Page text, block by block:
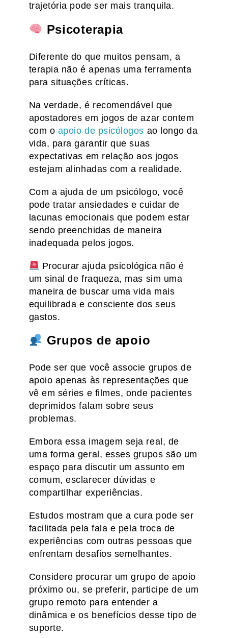
trajetória pode ser mais tranquila.
Psicoterapia
Diferente do que muitos pensam, a
terapia não é apenas uma ferramenta
para situações críticas.
Na verdade, é recomendável que
apostadores em jogos de azar contem
com o apoio de psicólogos ao longo da
vida, para garantir que suas
expectativas em relação aos jogos
estejam alinhadas com a realidade.
Com a ajuda de um psicólogo, você
pode tratar ansiedades e cuidar de
lacunas emocionais que podem estar
sendo preenchidas de maneira
inadequada pelos jogos.
Procurar ajuda psicológica não é
um sinal de fraqueza, mas sim uma
maneira de buscar uma vida mais
equilibrada e consciente dos seus
gastos.
Grupos de apoio
Pode ser que você associe grupos de
apoio apenas às representações que
vê em séries e filmes, onde pacientes
deprimidos falam sobre seus
problemas.
Embora essa imagem seja real, de
uma forma geral, esses grupos são um
espaço para discutir um assunto em
comum, esclarecer dúvidas e
compartilhar experiências.
Estudos mostram que a cura pode ser
facilitada pela fala e pela troca de
experiências com outras pessoas que
enfrentam desafios semelhantes.
Considere procurar um grupo de apoio
próximo ou, se preferir, participe de um
grupo remoto para entender a
dinâmica e os benefícios desse tipo de
suporte.